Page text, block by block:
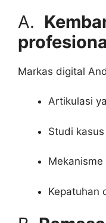
A.
Markas digital
Artikulasi
Studi
Kepatuhan